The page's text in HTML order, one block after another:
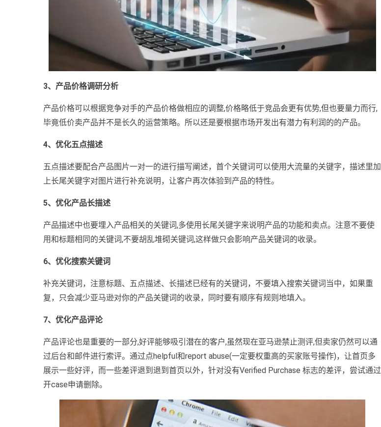
3、产品价格调研分析
产品价格可以根据竞争对手的产品价格做相应的调整,价格略低于竞品会更有优势,但也要量力而行,
毕竟低价卖产品并不是长久的运营策略。所以还是要根据市场开发出有潜力有利润的的产品。
4、优化五点描述
五点描述要配合产品图片一对一的进行描写阐述，首个关键词可以使用大流量的关键字，描述里加
上长尾关键字对图片进行补充说明，让客户再次体验到产品的特性。
5、优化产品长描述
产品描述中也要埋入产品相关的关键词,多使用长尾关键字来说明产品的功能和卖点。注意不要使
用和标题相同的关键词,不要胡乱堆砌关键词,这样做只会影响产品关键词的收录。
6、优化搜索关键词
补充关键词，注意标题、五点描述、长描述已经有的关键词，不要填入搜索关键词当中，如果重
复，只会减少亚马逊对你的产品关键词的收录，同时要有顺序有规则地填入。
7、优化产品评论
产品评论也是重要的一部分,好评能够吸引潜在的客户,虽然现在亚马逊禁止测评,但卖家仍然可以通
过后台和邮件进行索评。通过点helpful和report abuse(一定要权重高的买家账号操作)，让首页多
展示一些好评，而一些差评退到退到首页以外，针对没有Verified Purchase 标志的差评，尝试通过
开case申请删除。